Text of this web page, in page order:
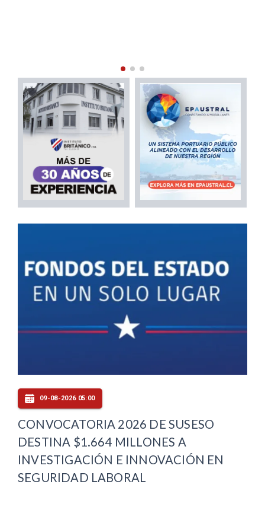
09-08-2026 05:00
CONVOCATORIA 2026 DE SUSESO
DESTINA $1.664 MILLONES A
INVESTIGACIÓN E INNOVACIÓN EN
SEGURIDAD LABORAL